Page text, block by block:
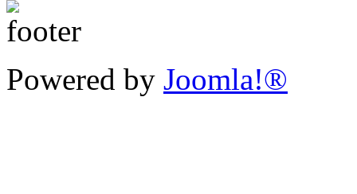
Powered by Joomla!®